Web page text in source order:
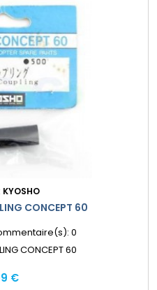
KYOSHO
CONCEPT 60
0
CONCEPT 60
€